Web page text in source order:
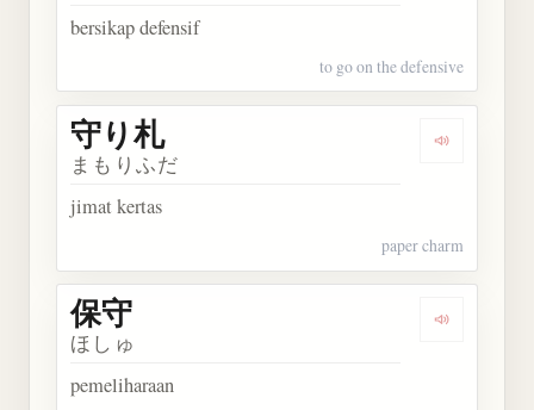
bersikap defensif
to go on the defensive
Dengarkan
守り札
まもりふだ
jimat kertas
paper charm
Dengarkan
保守
ほしゅ
pemeliharaan